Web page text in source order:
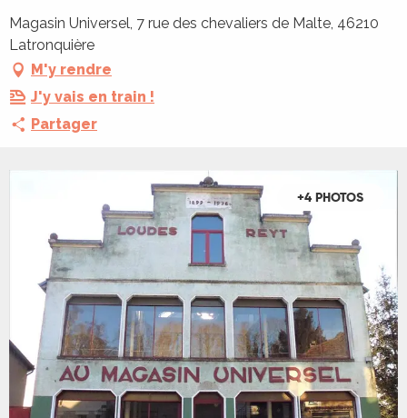
Magasin Universel, 7 rue des chevaliers de Malte, 46210
Latronquière
M'y rendre
J'y vais en train !
Partager
+4 PHOTOS